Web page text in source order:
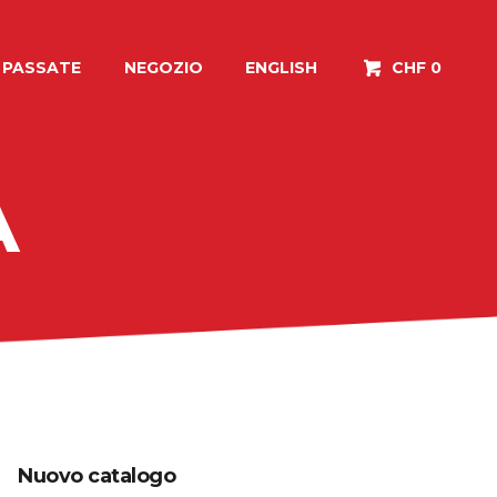
NEGOZIO ENGLISH CHF 0
Nuovo catalogo